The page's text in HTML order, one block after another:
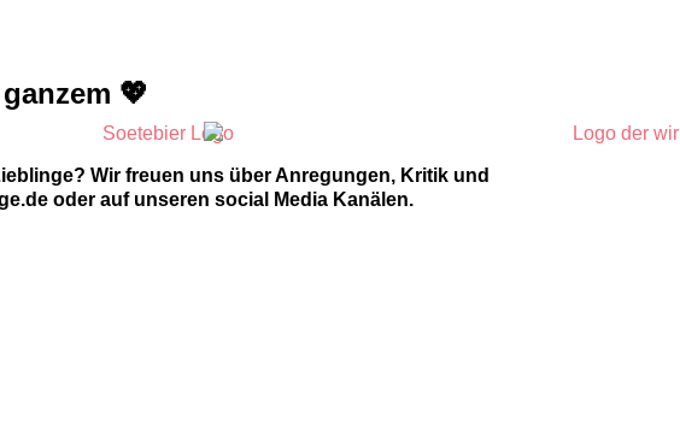
💖
Wir freuen uns über Anregungen, Kritik und
oder auf unseren social Media Kanälen.